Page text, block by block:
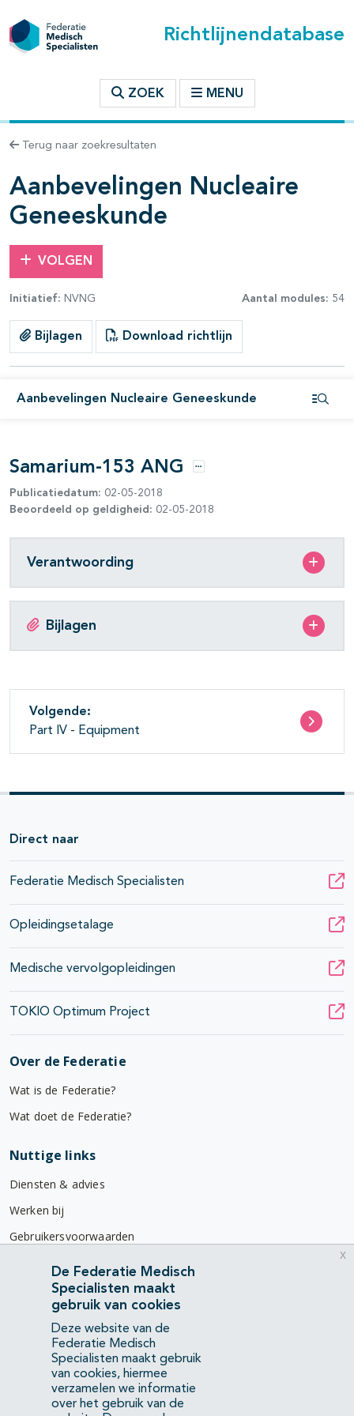
Richtlijnendatabase
ZOEK MENU
Terug naar zoekresultaten
Aanbevelingen Nucleaire
Geneeskunde
VOLGEN
Initiatief: NVNG Aantal modules: 54
Bijlagen Download richtlijn
Aanbevelingen Nucleaire Geneeskunde
binnen deze richtlijn
open- en dichtklappen
open- en dichtklappen
Samarium-153 ANG Opties
Publicatiedatum: 02-05-2018
Beoordeeld op geldigheid: 02-05-2018
Verantwoording
Bijlagen
Volgende:
Part IV - Equipment
Direct naar
Federatie Medisch Specialisten
Opleidingsetalage
Medische vervolgopleidingen
TOKIO Optimum Project
Over de Federatie
Wat is de Federatie?
Wat doet de Federatie?
Nuttige links
Diensten & advies
Werken bij
Gebruikersvoorwaarden
Privacyverklaring
Contact
Mercatorlaan 1200
3528 BL Utrecht
(088) 505 34 34
info@richtlijnendatabase.nl
De Federatie Medisch
Specialisten maakt
gebruik van cookies
Deze website van de
Federatie Medisch
Specialisten maakt gebruik
van cookies, hiermee
verzamelen we informatie
over het gebruik van de
x